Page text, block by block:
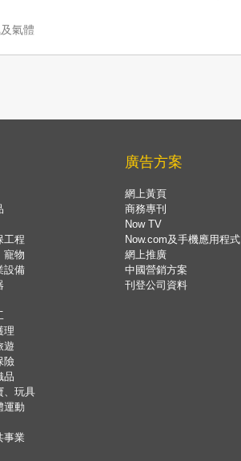
氣體
工程
寵物
設備
理
遊
險
品
、玩具
運動
事業
廣告方案
網上黃頁
商務專刊
Now TV
Now.com及手機應用程式
網上推廣
中國營銷方案
刊登公司資料